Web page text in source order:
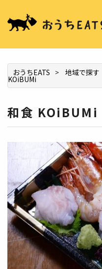
掲載希
お店
おうちEATS > 地域で探す
KOiBUMi
和食 KOiBUMi